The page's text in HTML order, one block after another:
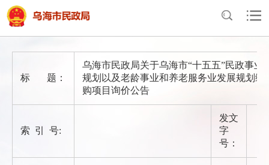
首页
标 题：
乌海市民政局关于乌海市“十五五”民政事业
规划以及老龄事业和养老服务业发展规划编
购项目询价公告
索 引 号:
发文
字
号：